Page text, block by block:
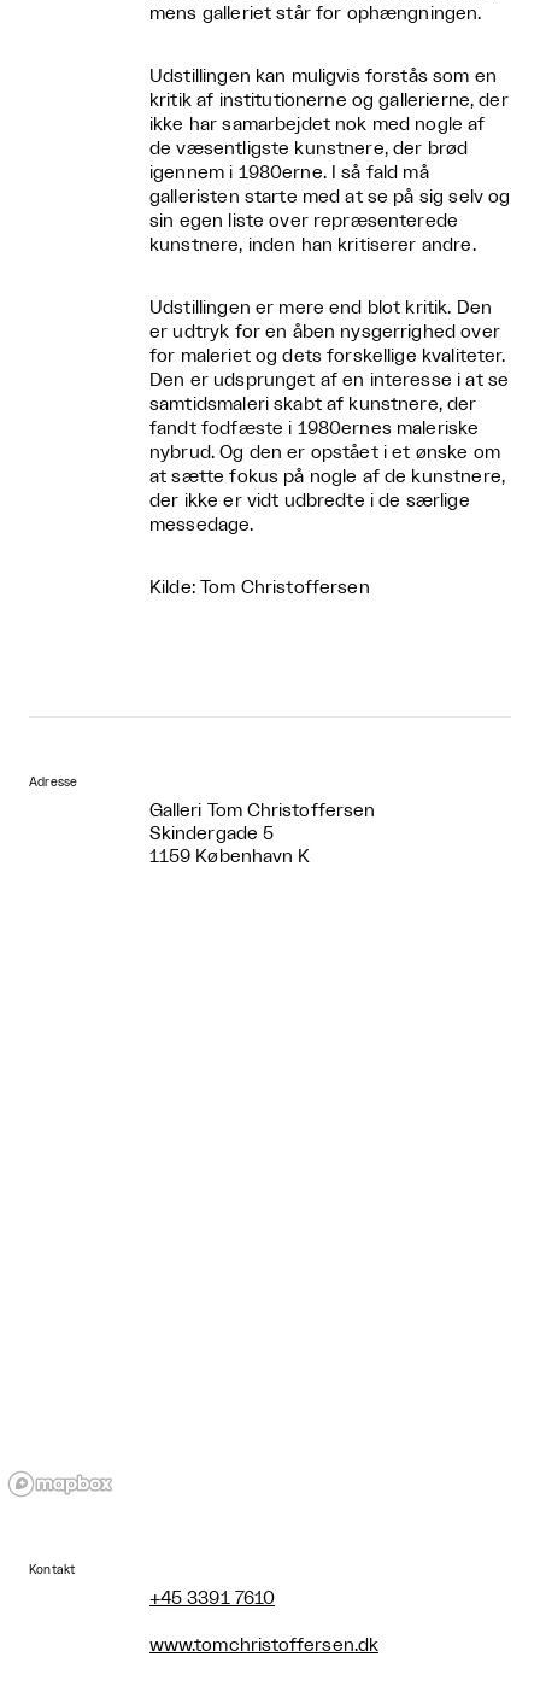
mens galleriet står for ophængningen.
Udstillingen kan muligvis forstås som en
kritik af institutionerne og gallerierne, der
ikke har samarbejdet nok med nogle af
de væsentligste kunstnere, der brød
igennem i 1980erne. I så fald må
galleristen starte med at se på sig selv og
sin egen liste over repræsenterede
kunstnere, inden han kritiserer andre.
Udstillingen er mere end blot kritik. Den
er udtryk for en åben nysgerrighed over
for maleriet og dets forskellige kvaliteter.
Den er udsprunget af en interesse i at se
samtidsmaleri skabt af kunstnere, der
fandt fodfæste i 1980ernes maleriske
nybrud. Og den er opstået i et ønske om
at sætte fokus på nogle af de kunstnere,
der ikke er vidt udbredte i de særlige
messedage.
Kilde: Tom Christoffersen
Adresse
Galleri Tom Christoffersen
Skindergade 5
1159 København K
Kontakt
+45 3391 7610
www.tomchristoffersen.dk